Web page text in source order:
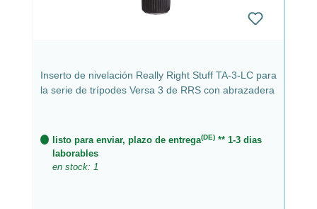
Inserto de nivelación Really Right Stuff TA-3-LC para
la serie de trípodes Versa 3 de RRS con abrazadera
listo para enviar, plazo de entrega(DE) ** 1-3 dias
laborables
en stock: 1